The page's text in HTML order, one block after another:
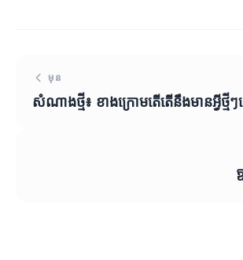
មុន
សំណាងថ្មី៖ ខាងក្រោមតើតើនឹងមានអ្វីថ្មីៗ